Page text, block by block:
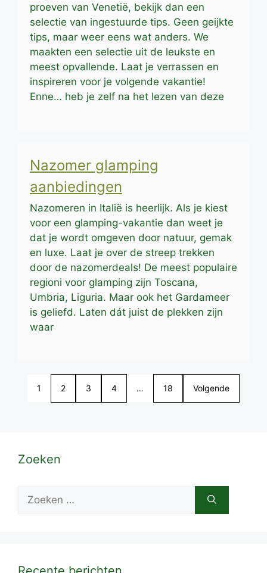
proeven van Venetië, bekijk dan een
selectie van ingestuurde tips. Geen geijkte
tips, maar weer eens wat anders. We
maakten een selectie uit de leukste en
meest opvallende. Laat je verrassen en
inspireren voor je volgende vakantie!
Enne… heb je zelf na het lezen van deze
Nazomer glamping
aanbiedingen
Nazomeren in Italië is heerlijk. Als je kiest
voor een glamping-vakantie dan weet je
dat je wordt omgeven door natuur, gemak
en luxe. Laat je over de streep trekken
door de nazomerdeals! De meest populaire
regioni voor glamping zijn Toscana,
Umbria, Liguria. Maar ook het Gardameer
is geliefd. Laten dát juist de plekken zijn
waar
1 2 3 4 … 18 Volgende
Zoeken
naar: